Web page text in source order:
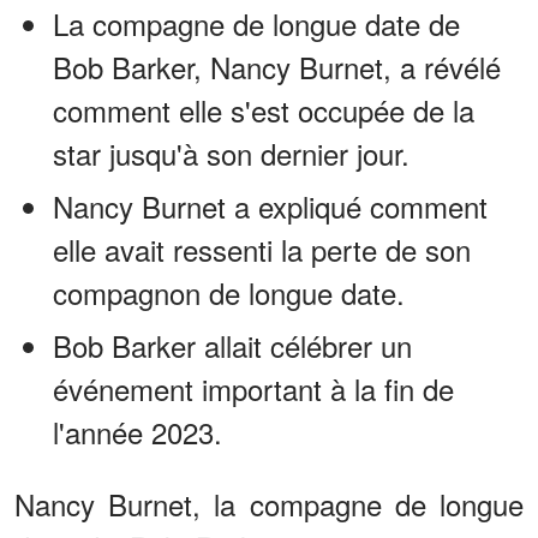
La compagne de longue date de
Bob Barker, Nancy Burnet, a révélé
comment elle s'est occupée de la
star jusqu'à son dernier jour.
Nancy Burnet a expliqué comment
elle avait ressenti la perte de son
compagnon de longue date.
Bob Barker allait célébrer un
événement important à la fin de
l'année 2023.
Nancy Burnet, la compagne de longue